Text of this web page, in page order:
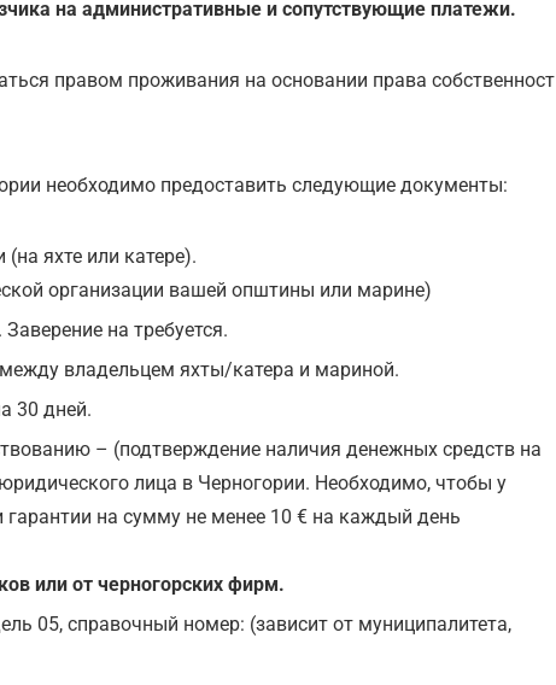
на административные и сопутствующие платежи.
правом проживания на основании права
необходимо предоставить следующие документы:
яхте или катере).
организации вашей општины или марине)
на требуется.
владельцем яхты/катера и мариной.
30 дней.
– (подтверждение наличия денежных средств на
лица в Черногории. Необходимо, чтобы у
на сумму не менее 10 € на каждый день
или от черногорских фирм.
05, справочный номер: (зависит от муниципалитета,